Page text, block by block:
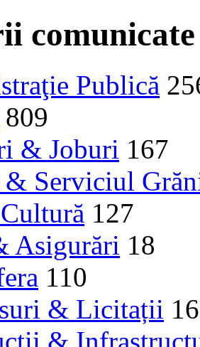
comunicate
Publică
809
& Joburi 167
& Serviciul
127
Asigurări 18
110
& Licitații 16
&